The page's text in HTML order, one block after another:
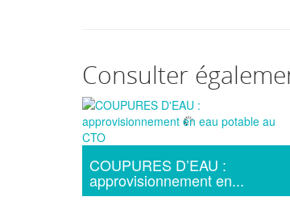
Consulter
COUPURES D’EAU :
approvisionnement en...